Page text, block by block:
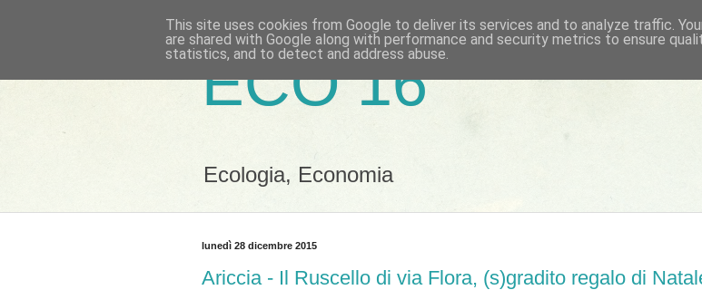
ECO 16
Ecologia, Economia
lunedì 28 dicembre 2015
Ariccia - Il Ruscello di via Flora, (s)gradito regalo di
This site uses cookies from Google to deliver its services and to analyze traffic.
are shared with Google along with performance and security metrics to ensure
statistics, and to detect and address abuse.